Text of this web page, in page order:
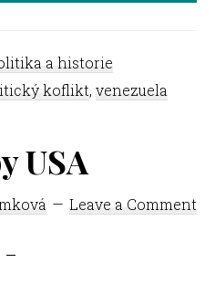
a historie
koflikt, venezuela
USA
Leave a Comment